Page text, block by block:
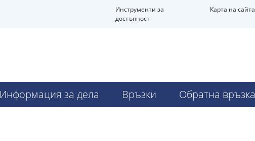
Инструменти за
достъпност
Карта на сайта
Информация за дела Връзки Обратна връзка